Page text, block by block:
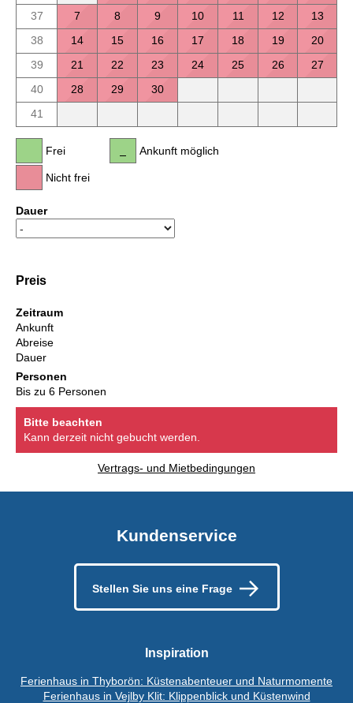
37
7 8 9 10 11 12
13
38
14 15 16 17 18 19
20
39
21 22 23 24 25 26
27
40
28 29
30
41
Frei
Nicht frei
Ankunft möglich
Dauer
Preis
Zeitraum
Ankunft
Abreise
Dauer
Personen
Bis zu 6 Personen
Bitte beachten
Kann derzeit nicht gebucht werden.
Vertrags- und Mietbedingungen
Kundenservice
Stellen Sie uns eine Frage
Inspiration
Ferienhaus in Thyborön: Küstenabenteuer und Naturmomente
Ferienhaus in Vejlby Klit: Klippenblick und Küstenwind